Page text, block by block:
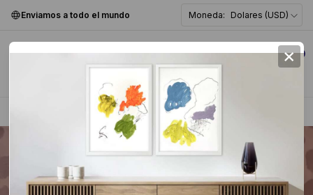
Enviamos a todo el mundo Moneda: Dolares (USD)
0
Figurativa >
×